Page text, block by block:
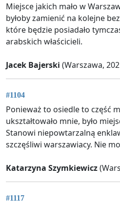
Miejsce jakich mało w
byłoby zamienić na kolejne
które będzie posiadało
arabskich właścicieli.
Jacek Bajerski (Warszawa,
#1104
Ponieważ to osiedle to część
ukształtowało mnie, było
Stanowi niepowtarzalną
szczęśliwi warszawiacy. Nie
Katarzyna Szymkiewicz
#1117